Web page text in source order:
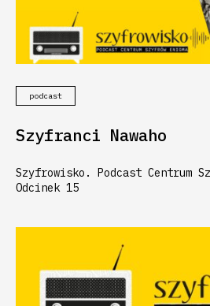
podcast
Szyfranci Nawaho
Szyfrowisko. Podcast Centrum
Odcinek 15